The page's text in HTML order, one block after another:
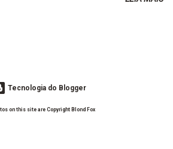
a ler as postagens do antigo blog da Sweet
sido fácil o convívio com seguidoras e
esta como quer, ou ainda ...
Tecnologia do Blogger
on this site are Copyright Blond Fox